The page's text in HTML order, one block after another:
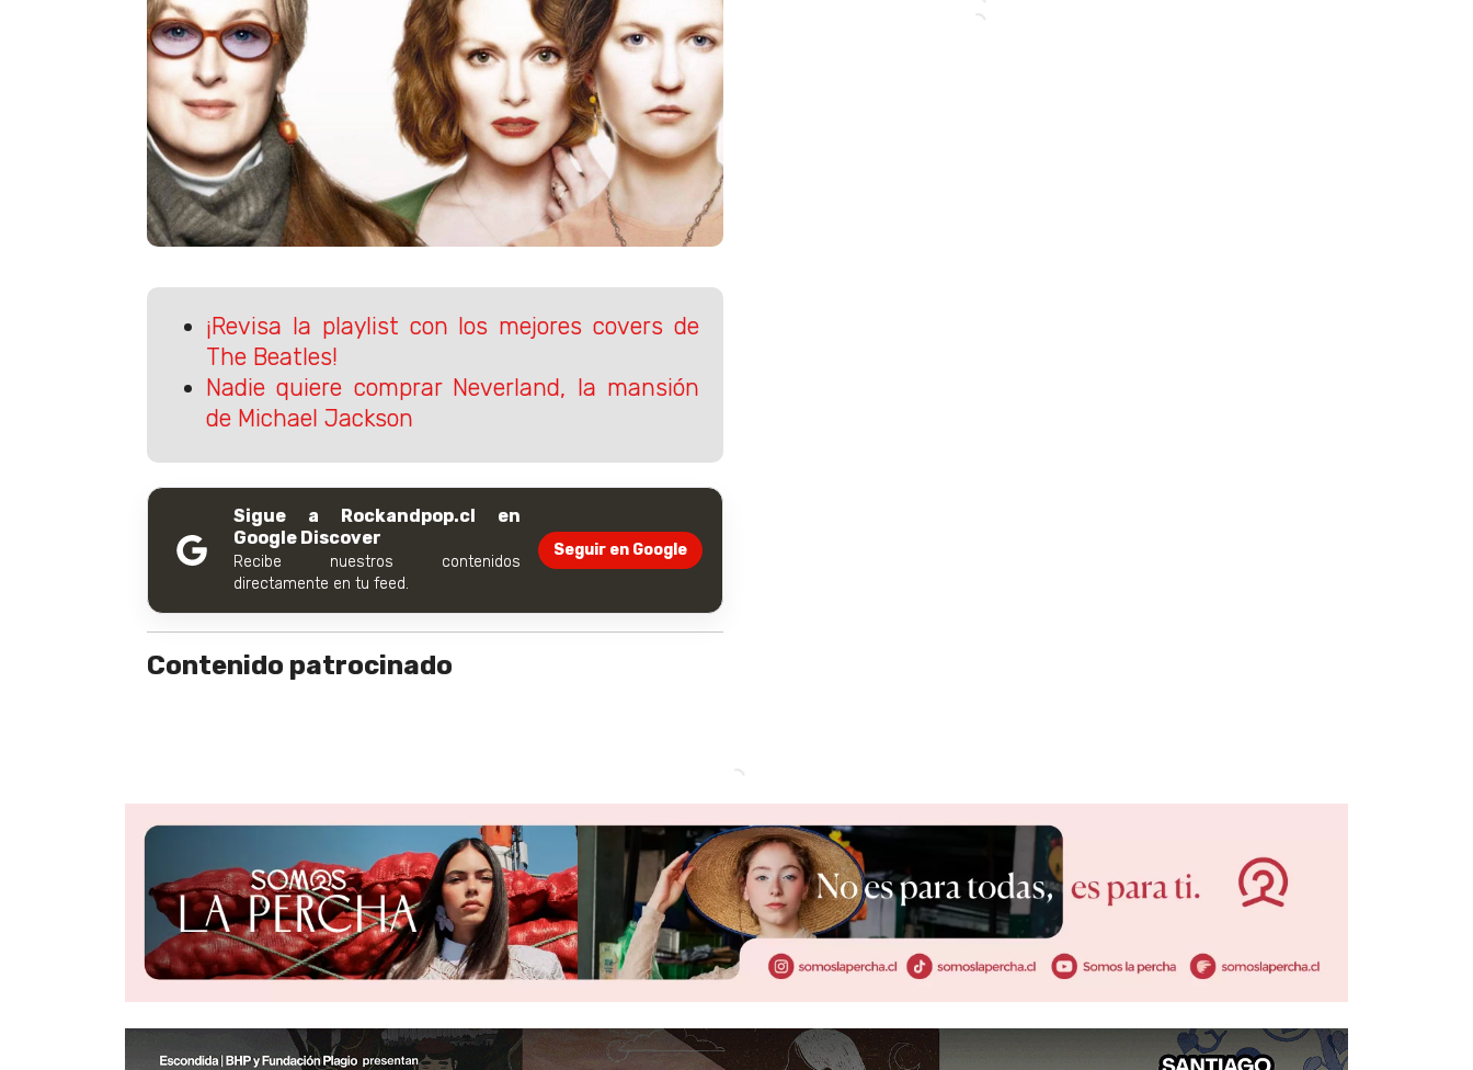
¡Revisa la playlist con los mejores covers de
The Beatles!
Nadie quiere comprar Neverland, la mansión
de Michael Jackson
Sigue a Rockandpop.cl en
Google Discover
Recibe nuestros contenidos
directamente en tu feed.
Seguir en Google
Contenido patrocinado